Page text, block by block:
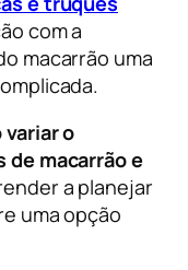
com a
macarrão uma
variar o
de macarrão e
a planejar
uma opção